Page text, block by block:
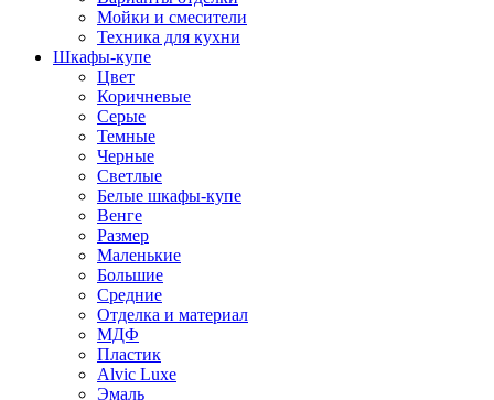
Мойки и смесители
Техника для кухни
Шкафы-купе
Цвет
Коричневые
Серые
Темные
Черные
Светлые
Белые шкафы-купе
Венге
Размер
Маленькие
Большие
Средние
Отделка и материал
МДФ
Пластик
Alvic Luxe
Эмаль